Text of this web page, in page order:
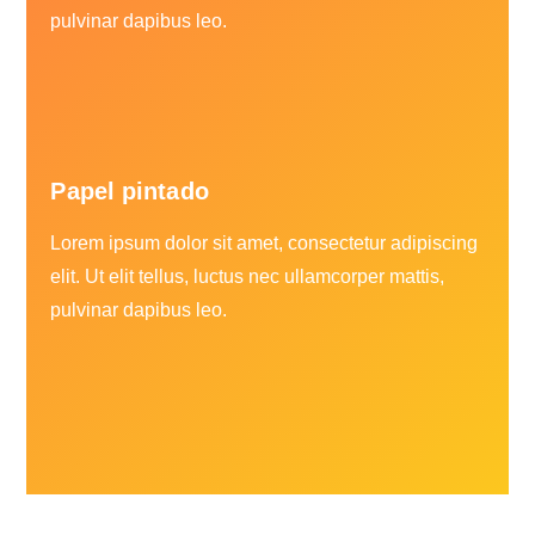
pulvinar dapibus leo.
Papel pintado
Lorem ipsum dolor sit amet, consectetur adipiscing
elit. Ut elit tellus, luctus nec ullamcorper mattis,
pulvinar dapibus leo.